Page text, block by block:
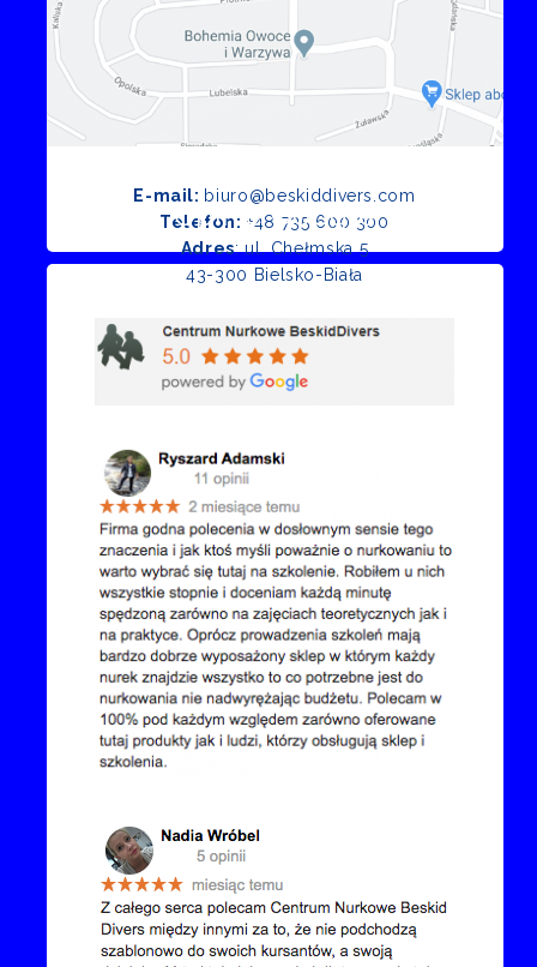
E-mail: biuro@beskiddivers.com
Telefon: +48 735 600 300
Adres: ul. Chełmska 5
43-300 Bielsko-Biała
Opinie Google